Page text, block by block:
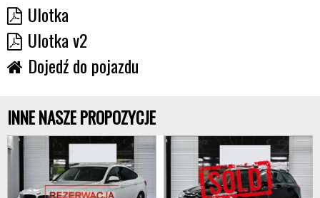
Ulotka
Ulotka v2
Dojedź do pojazdu
INNE NASZE PROPOZYCJE